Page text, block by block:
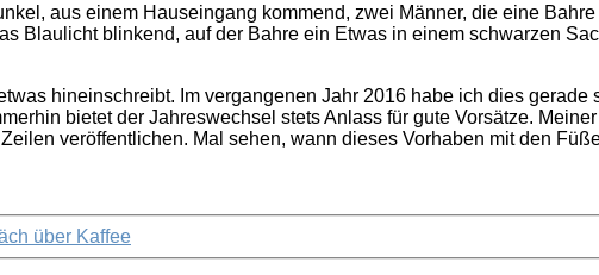
aus einem Hauseingang kommend, zwei Männer, die eine
Blaulicht blinkend, auf der Bahre ein Etwas in einem schwarzen
hineinschreibt. Im vergangenen Jahr 2016 habe ich dies
bietet der Jahreswechsel stets Anlass für gute Vorsätze.
veröffentlichen. Mal sehen, wann dieses Vorhaben mit den
über Kaffee